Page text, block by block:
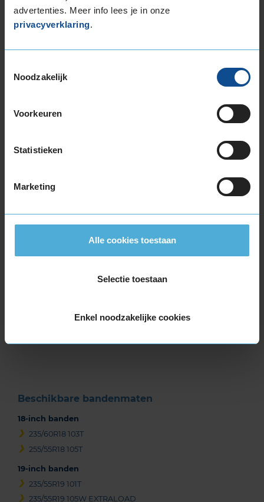
advertenties. Meer info lees je in onze
privacyverklaring.
Noodzakelijk
Voorkeuren
Statistieken
Marketing
Alle cookies toestaan
Selectie toestaan
Enkel noodzakelijke cookies
Bandenmontagepakketten
Ventiel of TPMS service
Beschikbare bandenmaten
18-inch banden
235/60R18 103T
255/55R18 105T
19-inch banden
235/55R19 101T
235/55R19 105W EXTRALOAD